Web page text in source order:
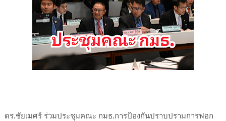
ดร.ชัยเมศร์ ร่วมประชุมคณะ กมธ.การป้องกันปราบปรามการฟอก